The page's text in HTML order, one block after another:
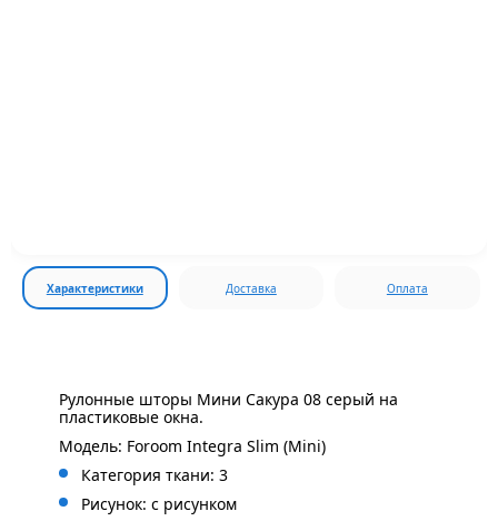
Характеристики Доставка Оплата
Рулонные шторы Мини Сакура 08 серый на
пластиковые окна.
Модель: Foroom Integra Slim (Mini)
Категория ткани: 3
Рисунок: с рисунком